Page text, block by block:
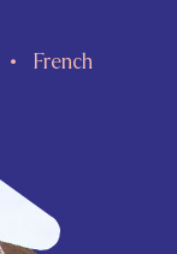
French